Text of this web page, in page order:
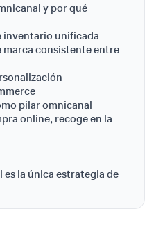
y por qué
inventario unificada
marca consistente entre
pilar omnicanal
online, recoge en la
la única estrategia de